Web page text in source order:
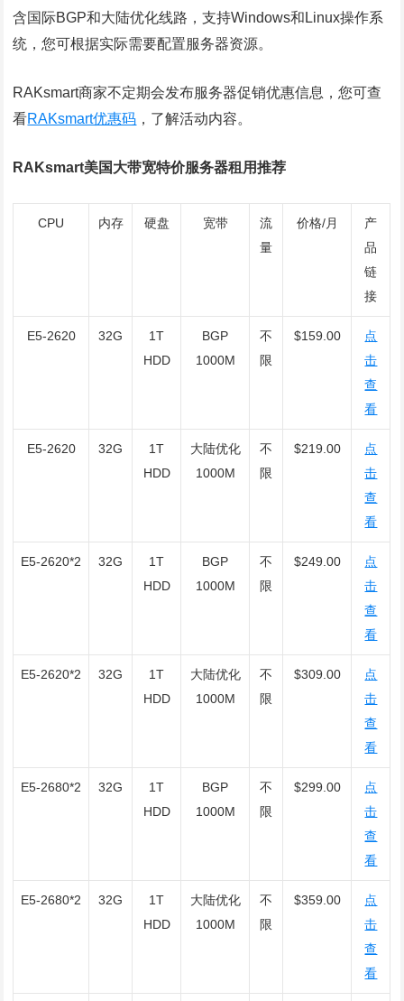
含国际BGP和大陆优化线路，支持Windows和Linux操作系
统，您可根据实际需要配置服务器资源。
RAKsmart商家不定期会发布服务器促销优惠信息，您可查
看RAKsmart优惠码 ，了解活动内容。
RAKsmart美国大带宽特价服务器租用推荐
CPU 内存 硬盘 宽带
流
量
价格/月
产
品
链
接
E5-2620 32G
1T
HDD
BGP
1000M
不
限
$159.00
点
击
查
看
E5-2620 32G
1T
HDD
大陆优化
1000M
不
限
$219.00
点
击
查
看
E5-2620*2 32G
1T
HDD
BGP
1000M
不
限
$249.00
点
击
查
看
E5-2620*2 32G
1T
HDD
大陆优化
1000M
不
限
$309.00
点
击
查
看
E5-2680*2 32G
1T
HDD
BGP
1000M
不
限
$299.00
点
击
查
看
E5-2680*2 32G
1T
HDD
大陆优化
1000M
不
限
$359.00
点
击
查
看